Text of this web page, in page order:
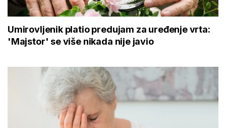
Umirovljenik platio predujam za uređenje vrta:
'Majstor' se više nikada nije javio